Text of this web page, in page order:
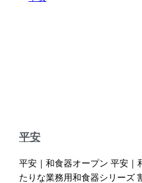
平安
平安｜和食器オープン 平安｜
たりな業務用和食器シリーズ